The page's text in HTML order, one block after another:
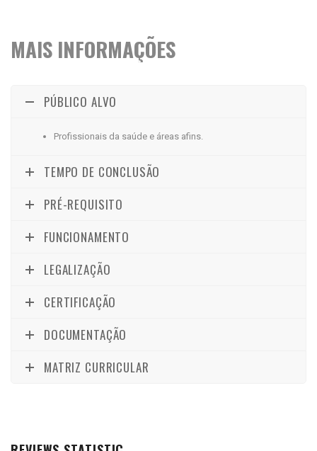
MAIS INFORMAÇÕES
PÚBLICO ALVO
Profissionais da saúde e áreas afins.
TEMPO DE CONCLUSÃO
PRÉ-REQUISITO
FUNCIONAMENTO
LEGALIZAÇÃO
CERTIFICAÇÃO
DOCUMENTAÇÃO
MATRIZ CURRICULAR